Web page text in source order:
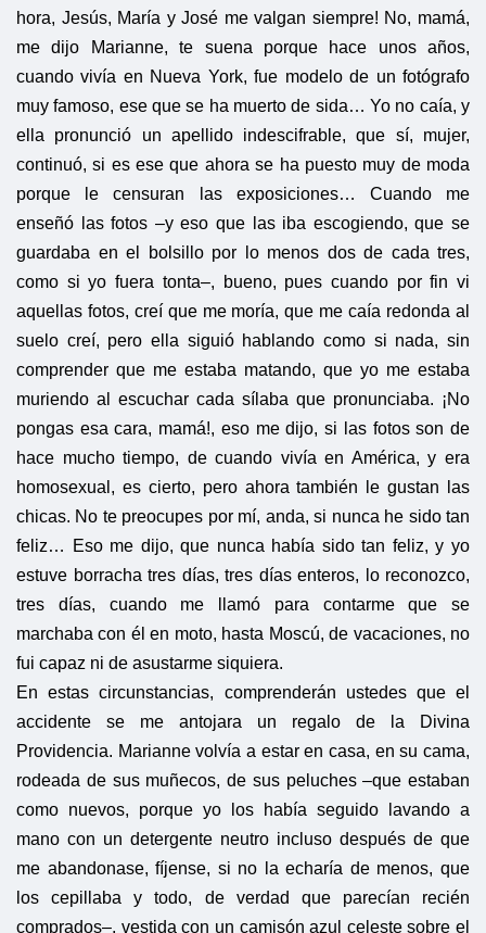
hora, Jesús, María y José me valgan siempre! No, mamá,
me dijo Marianne, te suena porque hace unos años,
cuando vivía en Nueva York, fue modelo de un fotógrafo
muy famoso, ese que se ha muerto de sida… Yo no caía, y
ella pronunció un apellido indescifrable, que sí, mujer,
continuó, si es ese que ahora se ha puesto muy de moda
porque le censuran las exposiciones… Cuando me
enseñó las fotos –y eso que las iba escogiendo, que se
guardaba en el bolsillo por lo menos dos de cada tres,
como si yo fuera tonta–, bueno, pues cuando por fin vi
aquellas fotos, creí que me moría, que me caía redonda al
suelo creí, pero ella siguió hablando como si nada, sin
comprender que me estaba matando, que yo me estaba
muriendo al escuchar cada sílaba que pronunciaba. ¡No
pongas esa cara, mamá!, eso me dijo, si las fotos son de
hace mucho tiempo, de cuando vivía en América, y era
homosexual, es cierto, pero ahora también le gustan las
chicas. No te preocupes por mí, anda, si nunca he sido tan
feliz… Eso me dijo, que nunca había sido tan feliz, y yo
estuve borracha tres días, tres días enteros, lo reconozco,
tres días, cuando me llamó para contarme que se
marchaba con él en moto, hasta Moscú, de vacaciones, no
fui capaz ni de asustarme siquiera.
En estas circunstancias, comprenderán ustedes que el
accidente se me antojara un regalo de la Divina
Providencia. Marianne volvía a estar en casa, en su cama,
rodeada de sus muñecos, de sus peluches –que estaban
como nuevos, porque yo los había seguido lavando a
mano con un detergente neutro incluso después de que
me abandonase, fíjense, si no la echaría de menos, que
los cepillaba y todo, de verdad que parecían recién
comprados–, vestida con un camisón azul celeste sobre el